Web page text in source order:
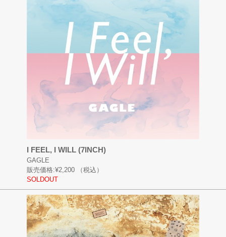
I FEEL, I WILL (7INCH)
GAGLE
販売価格:¥2,200
（税込）
SOLDOUT